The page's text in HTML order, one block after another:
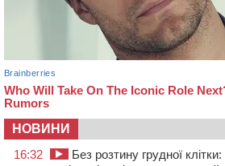
НОВИНИ
16:32
Без розтину грудної